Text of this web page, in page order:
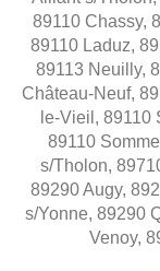
89110 Chassy,
89110 Laduz,
89113 Neuilly,
Château-Neuf,
le-Vieil, 89110
89110
s/Tholon,
89290 Augy,
s/Yonne, 89290
Venoy,